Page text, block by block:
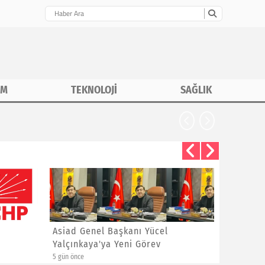
TEKNOLOJİ SAĞLIK
Asiad Genel Başkanı Yücel
Yalçınkaya'ya Yeni Görev
5 gün önce